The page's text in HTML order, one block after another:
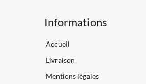
Informations
Accueil
Livraison
Mentions légales